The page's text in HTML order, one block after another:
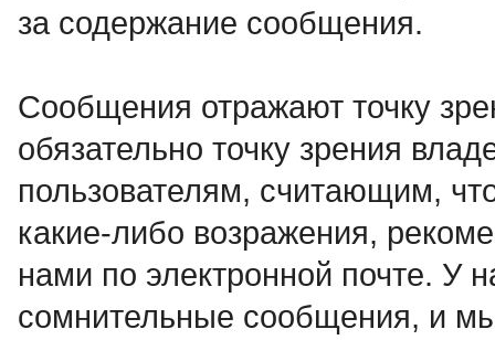
за содержание сообщения.
Сообщения отражают точку
обязательно точку зрения
пользователям, считающим,
какие-либо возражения,
нами по электронной почте. У
сомнительные сообщения, и